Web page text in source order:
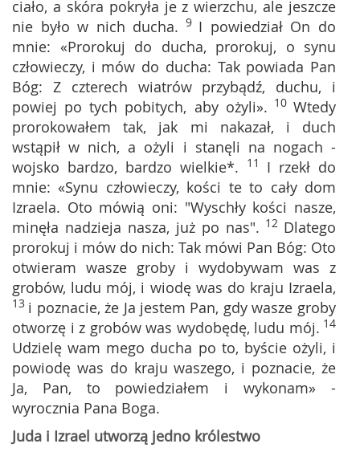
ciało, a skóra pokryła je z wierzchu, ale jeszcze
nie było w nich ducha. 9 I powiedział On do
mnie: «Prorokuj do ducha, prorokuj, o synu
człowieczy, i mów do ducha: Tak powiada Pan
Bóg: Z czterech wiatrów przybądź, duchu, i
powiej po tych pobitych, aby ożyli». 10Wtedy
prorokowałem tak, jak mi nakazał, i duch
wstąpił w nich, a ożyli i stanęli na nogach -
wojsko bardzo, bardzo wielkie*. 11 I rzekł do
mnie: «Synu człowieczy, kości te to cały dom
Izraela. Oto mówią oni: "Wyschły kości nasze,
minęła nadzieja nasza, już po nas". 12 Dlatego
prorokuj i mów do nich: Tak mówi Pan Bóg: Oto
otwieram wasze groby i wydobywam was z
grobów, ludu mój, i wiodę was do kraju Izraela,
13 i poznacie, że Ja jestem Pan, gdy wasze groby
otworzę i z grobów was wydobędę, ludu mój. 14
Udzielę wam mego ducha po to, byście ożyli, i
powiodę was do kraju waszego, i poznacie, że
Ja, Pan, to powiedziałem i wykonam» -
wyrocznia Pana Boga.
Juda i Izrael utworzą jedno królestwo